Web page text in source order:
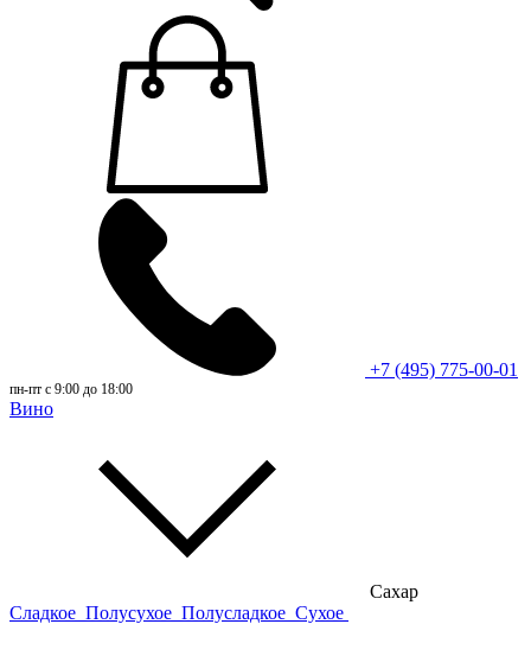
+7 (495) 775-00-01
пн-пт с 9:00 до 18:00
Вино
Сахар
Сладкое Полусухое Полусладкое Сухое